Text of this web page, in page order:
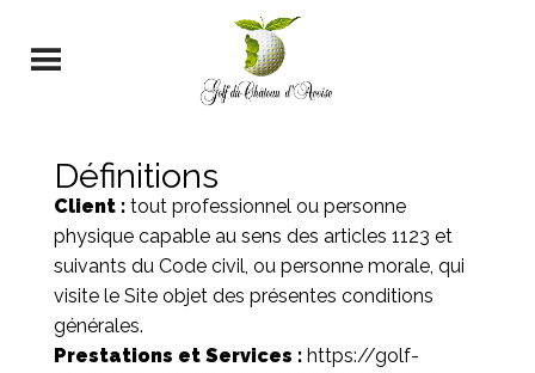
Définitions
Client :tout professionnel ou personne
physique capable au sens des articles 1123 et
suivants du Code civil, ou personne morale, qui
visite le Site objet des présentes conditions
générales.
Prestations et Services : https://golf-